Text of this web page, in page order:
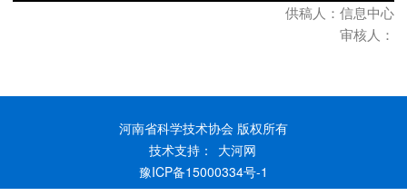
供稿人：信息中心
审核人：
河南省科学技术协会 版权所有
技术支持：
大河网
豫ICP备15000334号-1